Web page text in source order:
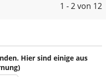
1 - 2von 12
Hier sind einige aus